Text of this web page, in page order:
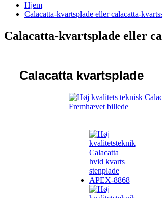
Hjem
Calacatta-kvartsplade eller calacatta-
Calacatta-kvartsplade eller
Calacatta kvartsplade